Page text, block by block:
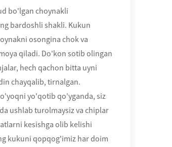
bo'lgan choynakli
bardoshli shakli. Kukun
osongina chok va
qiladi. Do'kon sotib olingan
hech qachon bitta uyni
chayqalib, tirnalgan.
yo'qotib qo'yganda, siz
ushlab turolmaysiz va chiplar
kesishga olib kelishi
kukuni qopqog'imiz har doim